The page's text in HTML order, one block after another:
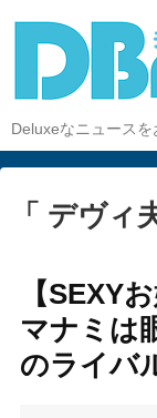
Deluxeなニュースを
「 デヴィ
【SEXY
マナミは
のライバ